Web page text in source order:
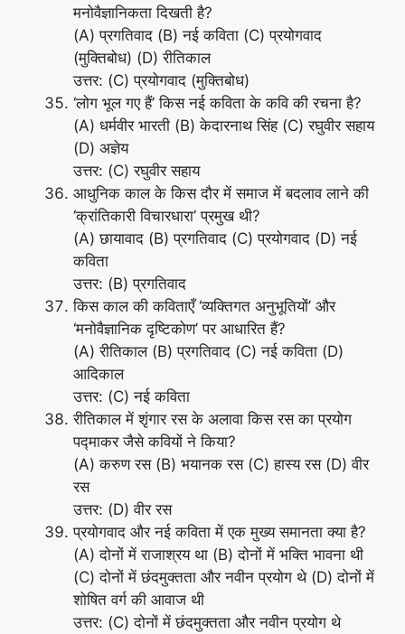
मनोवैज्ञानिकता दिखती है?
(A) प्रगतिवाद (B) नई कविता (C) प्रयोगवाद
(मुक्तिबोध) (D) रीतिकाल
उत्तर: (C) प्रयोगवाद (मुक्तिबोध)
‘लोग भूल गए हैं’ किस नई कविता के कवि की रचना है?
(A) धर्मवीर भारती (B) केदारनाथ सिंह (C) रघुवीर सहाय
(D) अज्ञेय
उत्तर: (C) रघुवीर सहाय
आधुनिक काल के किस दौर में समाज में बदलाव लाने की
‘क्रांतिकारी विचारधारा’ प्रमुख थी?
(A) छायावाद (B) प्रगतिवाद (C) प्रयोगवाद (D) नई
कविता
उत्तर: (B) प्रगतिवाद
किस काल की कविताएँ ‘व्यक्तिगत अनुभूतियों’ और
‘मनोवैज्ञानिक दृष्टिकोण’ पर आधारित हैं?
(A) रीतिकाल (B) प्रगतिवाद (C) नई कविता (D)
आदिकाल
उत्तर: (C) नई कविता
रीतिकाल में शृंगार रस के अलावा किस रस का प्रयोग
पद्माकर जैसे कवियों ने किया?
(A) करुण रस (B) भयानक रस (C) हास्य रस (D) वीर
रस
उत्तर: (D) वीर रस
प्रयोगवाद और नई कविता में एक मुख्य समानता क्या है?
(A) दोनों में राजाश्रय था (B) दोनों में भक्ति भावना थी
(C) दोनों में छंदमुक्तता और नवीन प्रयोग थे (D) दोनों में
शोषित वर्ग की आवाज थी
उत्तर: (C) दोनों में छंदमुक्तता और नवीन प्रयोग थे